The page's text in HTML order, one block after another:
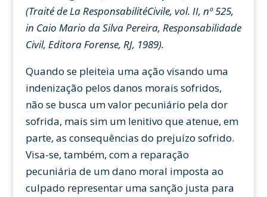
(Traité de La ResponsabilitéCivile, vol. II, nº 525,
in Caio Mario da Silva Pereira, Responsabilidade
Civil, Editora Forense, RJ, 1989).
Quando se pleiteia uma ação visando uma
indenização pelos danos morais sofridos,
não se busca um valor pecuniário pela dor
sofrida, mais sim um lenitivo que atenue, em
parte, as consequências do prejuízo sofrido.
Visa-se, também, com a reparação
pecuniária de um dano moral imposta ao
culpado representar uma sanção justa para